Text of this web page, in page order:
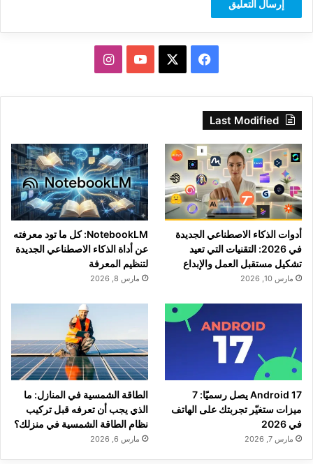
فيسبوك ‫YouTubeانستقرام
Last Modified
أدوات الذكاء الاصطناعي الجديدة
في 2026: التقنيات التي تعيد
تشكيل مستقبل العمل والإبداع
مارس 10, 2026
NotebookLM: كل ما تود معرفته
عن أداة الذكاء الاصطناعي الجديدة
لتنظيم المعرفة
مارس 8, 2026
Android 17 يصل رسميًا: 7
ميزات ستغيّر تجربتك على الهاتف
في 2026
مارس 7, 2026
الطاقة الشمسية في المنازل: ما
الذي يجب أن تعرفه قبل تركيب
نظام الطاقة الشمسية في منزلك؟
مارس 6, 2026